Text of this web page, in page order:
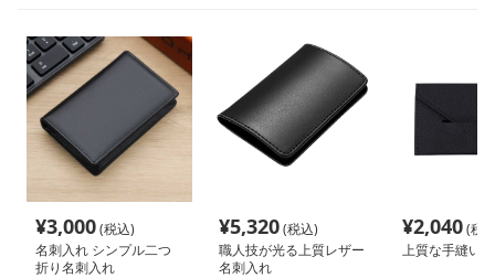
¥3,000(税込)
名刺入れ シンプル二つ
折り名刺入れ
¥5,320(税込)
職人技が光る上質レザー
名刺入れ
¥2,040(税
上質な手縫い